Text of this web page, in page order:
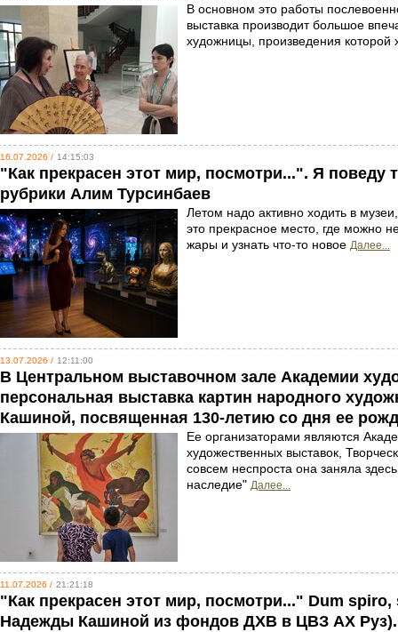
В основном это работы
выставка производит большое
художницы, произведения которой
16.07.2026 / 14:15:03
"Как прекрасен этот мир, посмотри...". Я
рубрики Алим Турсинбаев
Летом надо активно ходить в
это прекрасное место, где можно
жары и узнать что-то новое Далее...
13.07.2026 / 12:11:00
В Центральном выставочном зале Академии
персональная выставка картин народного
Кашиной, посвященная 130-летию со дня ее
Ее организаторами являются
художественных выставок,
совсем неспроста она заняла
наследие" Далее...
11.07.2026 / 21:21:18
"Как прекрасен этот мир, посмотри..." Dum spiro,
Надежды Кашиной из фондов ДХВ в ЦВЗ АХ